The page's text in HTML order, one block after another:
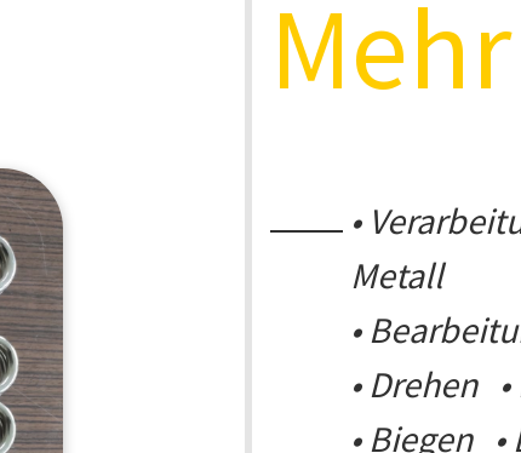
•
Metall
•
• Drehen
• Biegen